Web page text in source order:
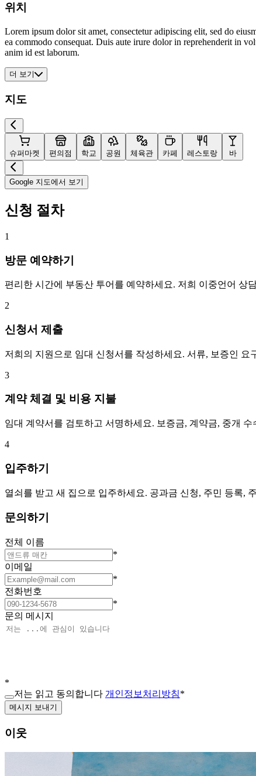
위치
Lorem ipsum dolor sit amet, consectetur adipiscing elit, sed do
ea commodo consequat. Duis aute irure dolor in reprehenderit in
anim id est laborum.
더 보기
지도
슈퍼마켓 편의점 학교 공원 체육관 카페 레스토랑 바
Google 지도에서 보기
신청 절차
1
방문 예약하기
편리한 시간에 부동산 투어를 예약하세요. 저희 이중언어 상
2
신청서 제출
저희의 지원으로 임대 신청서를 작성하세요. 서류, 보증인
3
계약 체결 및 비용 지불
임대 계약서를 검토하고 서명하세요. 보증금, 계약금, 중개
4
입주하기
열쇠를 받고 새 집으로 입주하세요. 공과금 신청, 주민 등록,
문의하기
전체 이름
*
이메일
*
전화번호
*
문의 메시지
*
저는 읽고 동의합니다 개인정보처리방침*
메시지 보내기
이웃